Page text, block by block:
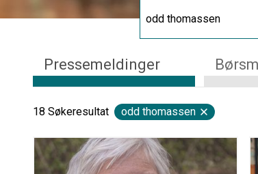
Pressemeldinger
18 Søkeresultat odd thomassen